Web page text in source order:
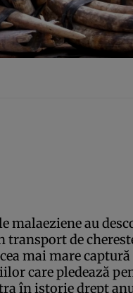
malaeziene au
transport de
mai mare captură
care pledează
în istorie drept